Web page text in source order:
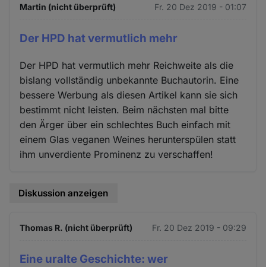
Martin (nicht überprüft) Fr. 20 Dez 2019 - 01:07
Der HPD hat vermutlich mehr
Der HPD hat vermutlich mehr Reichweite als die
bislang vollständig unbekannte Buchautorin. Eine
bessere Werbung als diesen Artikel kann sie sich
bestimmt nicht leisten. Beim nächsten mal bitte
den Ärger über ein schlechtes Buch einfach mit
einem Glas veganen Weines herunterspülen statt
ihm unverdiente Prominenz zu verschaffen!
Diskussion anzeigen
Thomas R. (nicht überprüft) Fr. 20 Dez 2019 - 09:29
Eine uralte Geschichte: wer